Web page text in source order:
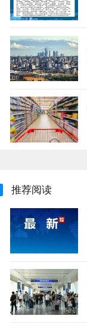
推荐阅读